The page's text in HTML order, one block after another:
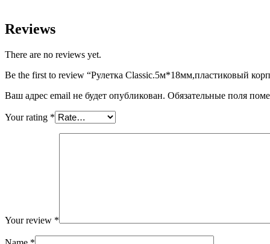
Reviews
There are no reviews yet.
Be the first to review “Рулетка Classic.5м*18мм,пластиковый
Ваш адрес email не будет опубликован. Обязательные поля
Your rating *
Your review *